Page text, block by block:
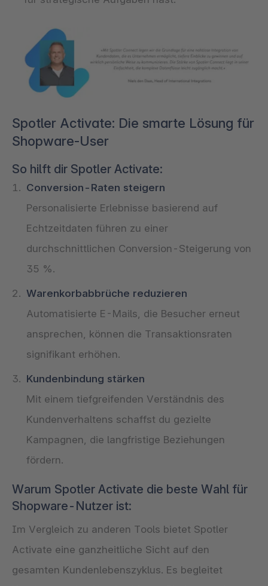
Spotler Activate: Die smarte Lösung für
Shopware-User
So hilft dir Spotler Activate:
Conversion-Raten steigern
Personalisierte Erlebnisse basierend auf
Echtzeitdaten führen zu einer
durchschnittlichen Conversion-Steigerung von
35 %.
Warenkorbabbrüche reduzieren
Automatisierte E-Mails, die Besucher erneut
ansprechen, können die Transaktionsraten
signifikant erhöhen.
Kundenbindung stärken
Mit einem tiefgreifenden Verständnis des
Kundenverhaltens schaffst du gezielte
Kampagnen, die langfristige Beziehungen
fördern.
Warum Spotler Activate die beste Wahl für
Shopware-Nutzer ist:
Im Vergleich zu anderen Tools bietet Spotler
Activate eine ganzheitliche Sicht auf den
gesamten Kundenlebenszyklus. Es begleitet